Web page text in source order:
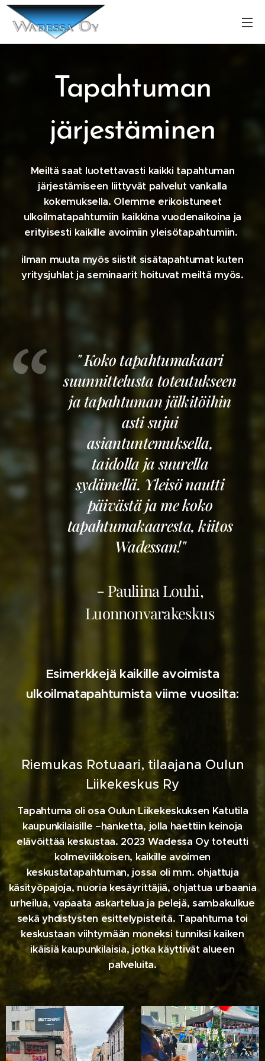
Tapahtuman
järjestäminen
Meiltä saat luotettavasti kaikki tapahtuman
järjestämiseen liittyvät palvelut vankalla
kokemuksella. Olemme erikoistuneet
ulkoilmatapahtumiin kaikkina vuodenaikoina ja
erityisesti kaikille avoimiin yleisötapahtumiin.
ilman muuta myös siistit sisätapahtumat kuten
yritysjuhlat ja seminaarit hoituvat meiltä myös.
" Koko tapahtumakaari
suunnittelusta toteutukseen
ja tapahtuman jälkitöihin
asti sujui
asiantuntemuksella,
taidolla ja suurella
sydämellä. Yleisö nautti
päivästä ja me koko
tapahtumakaaresta, kiitos
Wadessan!"
- Pauliina Louhi,
Luonnonvarakeskus
Esimerkkejä kaikille avoimista
ulkoilmatapahtumista viime vuosilta:
Riemukas Rotuaari, tilaajana Oulun
Liikekeskus Ry
Tapahtuma oli osa Oulun Liikekeskuksen Katutila
kaupunkilaisille –hanketta, jolla haettiin keinoja
elävöittää keskustaa. 2023 Wadessa Oy toteutti
kolmeviikkoisen, kaikille avoimen
keskustatapahtuman, jossa oli mm. ohjattuja
käsityöpajoja, nuoria kesäyrittäjiä, ohjattua urbaania
urheilua, vapaata askartelua ja pelejä, sambakulkue
sekä yhdistysten esittelypisteitä. Tapahtuma toi
keskustaan viihtymään moneksi tunniksi kaiken
ikäisiä kaupunkilaisia, jotka käyttivät alueen
palveluita.